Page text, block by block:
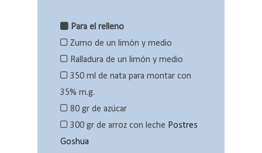
Para el relleno
Zumo de un limón y medio
Ralladura de un limón y medio
350 ml de nata para montar con
35% m.g.
80 gr de azúcar
300 gr de arroz con leche Postres
Goshua